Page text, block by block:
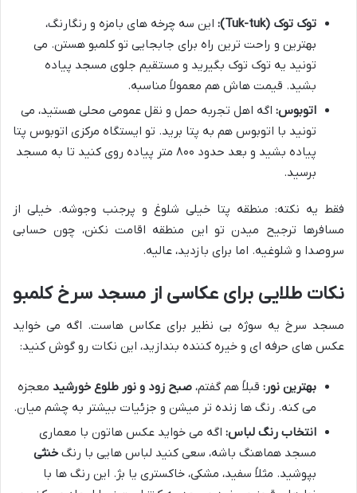
توک توک (Tuk-tuk):
این سه چرخه های بامزه و رنگارنگ،
بهترین و راحت ترین راه برای جابجایی تو کلمبو هستن. می
تونید یه توک توک بگیرید و مستقیم جلوی مسجد پیاده
بشید. قیمت هاش هم معمولاً مناسبه.
اتوبوس: اگه اهل تجربه حمل و نقل عمومی محلی هستید، می
تونید با اتوبوس هم به پتا برید. تو ایستگاه مرکزی اتوبوس پتا
پیاده بشید و بعد حدود ۸۰۰ متر پیاده روی کنید تا به مسجد
برسید.
فقط یه نکته: منطقه پتا خیلی شلوغ و پرجنب وجوشه. خیلی از
مسافرها ترجیح میدن تو این منطقه اقامت نکنن، چون حسابی
سروصدا و شلوغیه. اما برای بازدید، عالیه.
نکات طلایی برای عکاسی از مسجد سرخ کلمبو
مسجد سرخ یه سوژه بی نظیر برای عکاس هاست. اگه می خواید
عکس های حرفه ای و خیره کننده بندازید، این نکات رو گوش کنید:
بهترین نور: قبلاً هم گفتم، صبح زود و نور طلوع خورشید معجزه
می کنه. رنگ ها زنده تر میشن و جزئیات بیشتر به چشم میان.
انتخاب رنگ لباس: اگه می خواید عکس هاتون با معماری
مسجد هماهنگ باشه، سعی کنید لباس هایی با رنگ خنثی
بپوشید. مثلاً سفید، مشکی، خاکستری یا بژ. این رنگ ها با